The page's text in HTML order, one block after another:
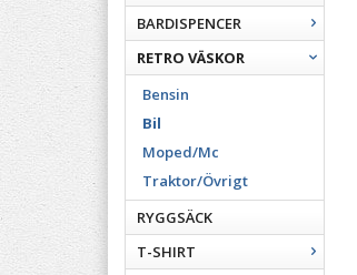
BARDISPENCER
RETRO VÄSKOR
Bensin
Bil
Moped/Mc
Traktor/Övrigt
RYGGSÄCK
T-SHIRT